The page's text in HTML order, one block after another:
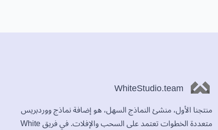
WhiteStudio.team
منتجنا الأول، منشئ النماذج السهل، هو إضافة نماذج ووردبريس
متعددة الخطوات تعتمد على السحب والإفلات. في فريق White